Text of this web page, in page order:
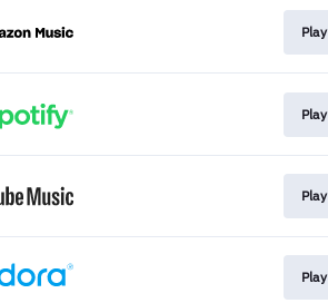
Play
Play
Play
Play